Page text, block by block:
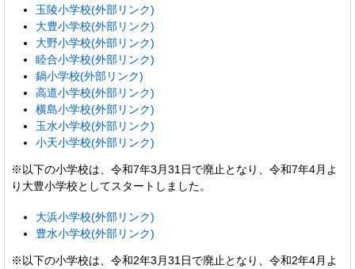
玉陵小学校(外部リンク)
大豊小学校(外部リンク)
大野小学校(外部リンク)
睦合小学校(外部リンク)
鍋小学校(外部リンク)
高道小学校(外部リンク)
横島小学校(外部リンク)
玉水小学校(外部リンク)
小天小学校(外部リンク)
※以下の小学校は、令和7年3月31日で廃止となり、令和7年4月よ
り大豊小学校としてスタートしました。
大浜小学校(外部リンク)
豊水小学校(外部リンク)
※以下の小学校は、令和2年3月31日で廃止となり、令和2年4月よ